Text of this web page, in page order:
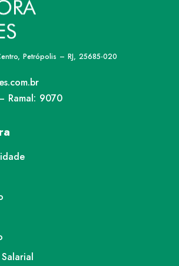
Petrópolis – RJ, 25685-020
Ramal: 9070